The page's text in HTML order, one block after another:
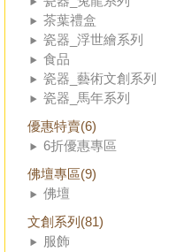
茶葉禮盒
瓷器_浮世繪系列
食品
瓷器_藝術文創系列
瓷器_馬年系列
優惠特賣(6)
6折優惠專區
佛壇專區(9)
佛壇
文創系列(81)
服飾